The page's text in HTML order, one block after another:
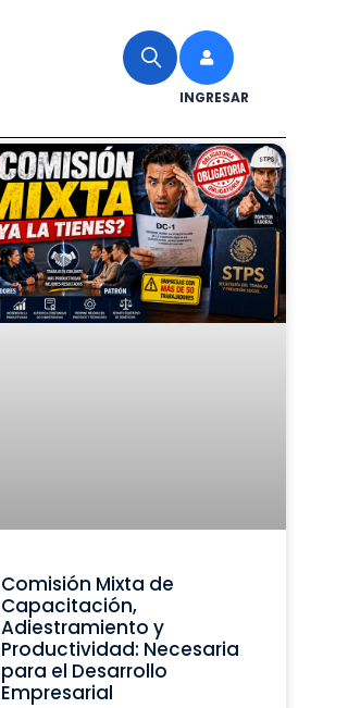
INGRESAR
Comisión Mixta de
Capacitación,
Adiestramiento y
Productividad: Necesaria
para el Desarrollo
Empresarial